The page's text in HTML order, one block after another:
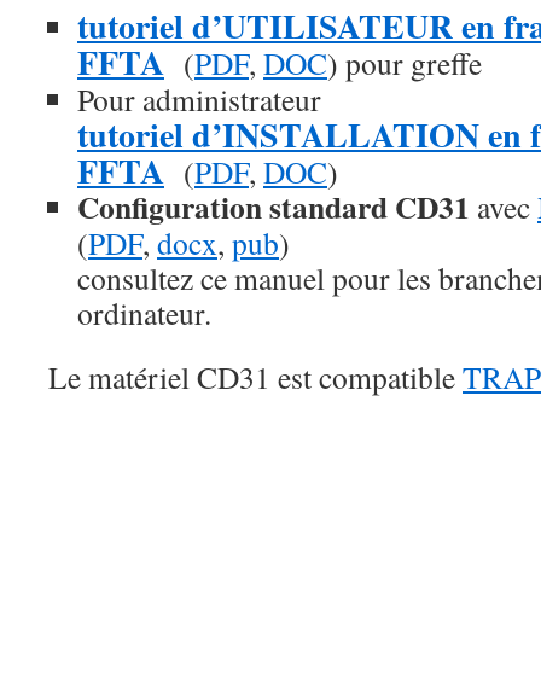
tutoriel d’UTILISATEUR en
FFTA (PDF, DOC) pour greffe
Pour administrateur
tutoriel d’INSTALLATION en
FFTA (PDF, DOC)
Configuration standard CD31 avec
(PDF, docx, pub)
consultez ce manuel pour les
ordinateur.
Le matériel CD31 est compatible